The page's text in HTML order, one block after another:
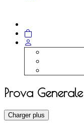
Prova Generale
Charger plus